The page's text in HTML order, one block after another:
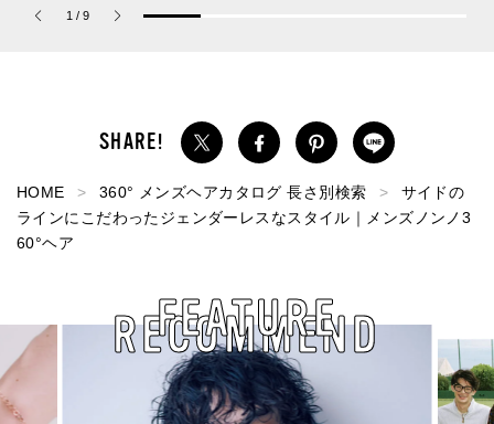
パルファム」
1 / 9
HOME 360° メンズヘアカタログ 長さ別検索
サイドの
ラインにこだわったジェンダーレスなスタイル｜メンズノンノ3
60°ヘア
RECOMMEND
FEATURE